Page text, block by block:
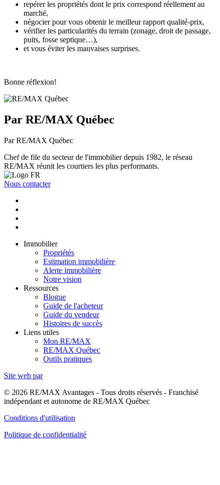
repérer les propriétés dont le prix correspond réellement au
marché,
négocier pour vous obtenir le meilleur rapport qualité-prix,
vérifier les particularités du terrain (zonage, droit de passage,
puits, fosse septique…),
et vous éviter les mauvaises surprises.
Bonne réflexion!
Par RE/MAX Québec
Par RE/MAX Québec
Chef de file du secteur de l'immobilier depuis 1982, le réseau
RE/MAX réunit les courtiers les plus performants.
Nous contacter
Immobilier
Propriétés
Estimation immobilière
Alerte immobilière
Notre vision
Ressources
Blogue
Guide de l'acheteur
Guide du vendeur
Histoires de succès
Liens utiles
Mon RE/MAX
RE/MAX Québec
Outils pratiques
Site web par
© 2026 RE/MAX Avantages - Tous droits réservés - Franchisé
indépendant et autonome de RE/MAX Québec
Conditions d'utilisation
Politique de confidentialité